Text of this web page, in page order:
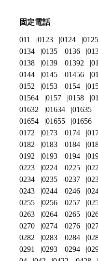
固定電話
011 0123 0124 0125
0134
0135 0136
0138
0139 01392
0144
0145 01456
0152
0153 0154
01564
0157 0158
01632
01634 01635
01654
01655 01656
0172
0173 0174
0182
0183 0184
0192
0193 0194
0223
0224 0225
0234
0235 0237
0243
0244 0246
0255
0256 0257
0263
0264 0265
0270
0274 0276
0282
0283 0284
0291
0293 0294